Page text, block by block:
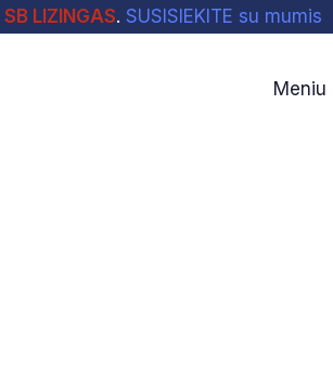
SB LIZINGAS. SUSISIEKITE su mumis
Meniu